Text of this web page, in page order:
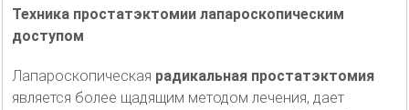
Техника простатэктомии лапароскопическим
доступом
Лапароскопическая радикальная простатэктомия
является более щадящим методом лечения, дает